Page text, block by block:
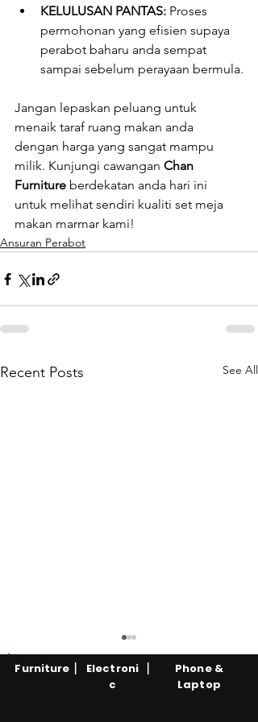
KELULUSAN PANTAS: Proses
permohonan yang efisien supaya
perabot baharu anda sempat
sampai sebelum perayaan bermula.
Jangan lepaskan peluang untuk
menaik taraf ruang makan anda
dengan harga yang sangat mampu
milik. Kunjungi cawangan Chan
Furniture berdekatan anda hari ini
untuk melihat sendiri kualiti set meja
makan marmar kami!
Ansuran Perabot
Recent Posts See All
Furniture |
Electroni
c
|
Phone &
Laptop